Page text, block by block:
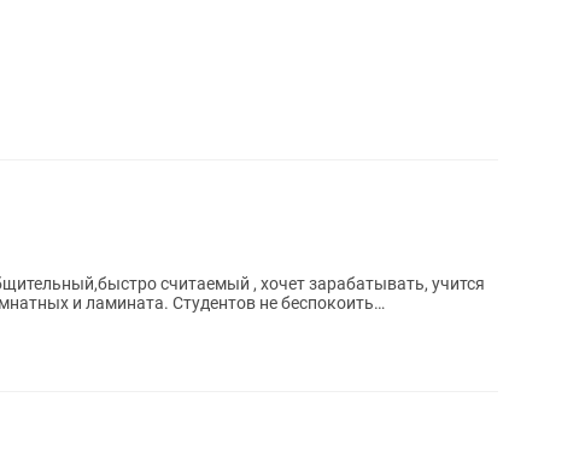
считаемый , хочет зарабатывать, учится
и ламината. Студентов не беспокоить